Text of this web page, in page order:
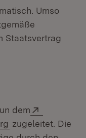
Umso
Staatsvertrag
dem
(Öffnet in neuem
zugeleitet. Die